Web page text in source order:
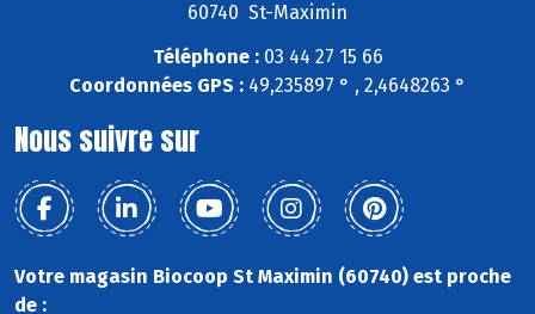
60740 St-Maximin
Téléphone :03 44 27 15 66
Coordonnées GPS : 49,235897 ° , 2,4648263 °
Nous suivre sur
Votre magasin Biocoop St Maximin (60740) est proche
de :